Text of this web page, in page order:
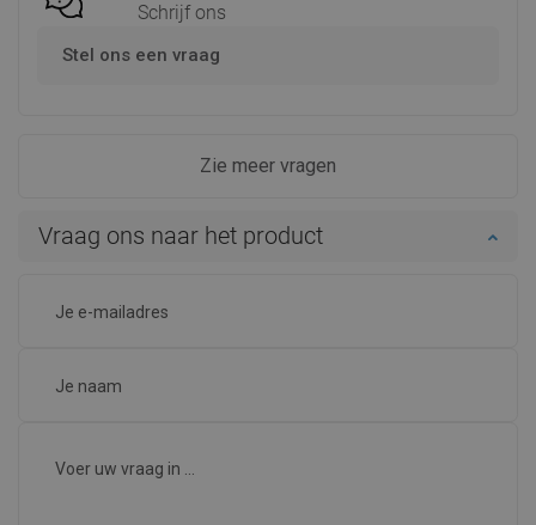
Schrijf ons
Stel ons een vraag
Zie meer vragen
Vraag ons naar het product